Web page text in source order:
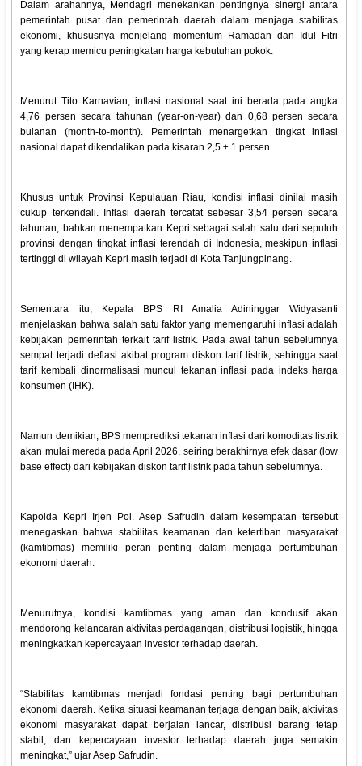
Dalam arahannya, Mendagri menekankan pentingnya sinergi antara
pemerintah pusat dan pemerintah daerah dalam menjaga stabilitas
ekonomi, khususnya menjelang momentum Ramadan dan Idul Fitri
yang kerap memicu peningkatan harga kebutuhan pokok.
Menurut Tito Karnavian, inflasi nasional saat ini berada pada angka
4,76 persen secara tahunan (year-on-year) dan 0,68 persen secara
bulanan (month-to-month). Pemerintah menargetkan tingkat inflasi
nasional dapat dikendalikan pada kisaran 2,5 ± 1 persen.
Khusus untuk Provinsi Kepulauan Riau, kondisi inflasi dinilai masih
cukup terkendali. Inflasi daerah tercatat sebesar 3,54 persen secara
tahunan, bahkan menempatkan Kepri sebagai salah satu dari sepuluh
provinsi dengan tingkat inflasi terendah di Indonesia, meskipun inflasi
tertinggi di wilayah Kepri masih terjadi di Kota Tanjungpinang.
Sementara itu, Kepala BPS RI Amalia Adininggar Widyasanti
menjelaskan bahwa salah satu faktor yang memengaruhi inflasi adalah
kebijakan pemerintah terkait tarif listrik. Pada awal tahun sebelumnya
sempat terjadi deflasi akibat program diskon tarif listrik, sehingga saat
tarif kembali dinormalisasi muncul tekanan inflasi pada indeks harga
konsumen (IHK).
Namun demikian, BPS memprediksi tekanan inflasi dari komoditas listrik
akan mulai mereda pada April 2026, seiring berakhirnya efek dasar (low
base effect) dari kebijakan diskon tarif listrik pada tahun sebelumnya.
Kapolda Kepri Irjen Pol. Asep Safrudin dalam kesempatan tersebut
menegaskan bahwa stabilitas keamanan dan ketertiban masyarakat
(kamtibmas) memiliki peran penting dalam menjaga pertumbuhan
ekonomi daerah.
Menurutnya, kondisi kamtibmas yang aman dan kondusif akan
mendorong kelancaran aktivitas perdagangan, distribusi logistik, hingga
meningkatkan kepercayaan investor terhadap daerah.
“Stabilitas kamtibmas menjadi fondasi penting bagi pertumbuhan
ekonomi daerah. Ketika situasi keamanan terjaga dengan baik, aktivitas
ekonomi masyarakat dapat berjalan lancar, distribusi barang tetap
stabil, dan kepercayaan investor terhadap daerah juga semakin
meningkat,” ujar Asep Safrudin.